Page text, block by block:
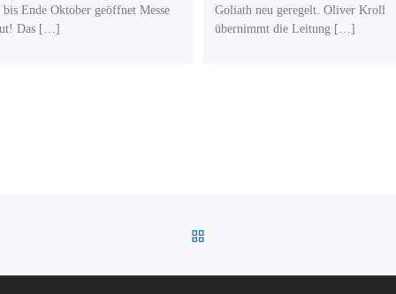
bis Ende Oktober geöffnet Messe
Das […]
Goliath neu geregelt. Oliver Kroll
übernimmt die Leitung […]